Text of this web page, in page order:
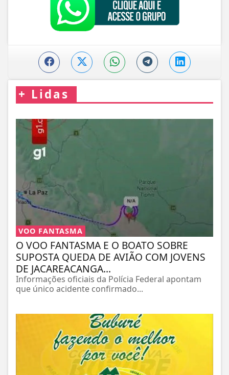
+ Lidas
VOO FANTASMA
O VOO FANTASMA E O BOATO SOBRE
SUPOSTA QUEDA DE AVIÃO COM JOVENS
DE JACAREACANGA...
Informações oficiais da Polícia Federal apontam
que único acidente confirmado...